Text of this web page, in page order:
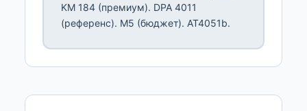
KM 184 (премиум). DPA 4011
(референс). M5 (бюджет). AT4051b.